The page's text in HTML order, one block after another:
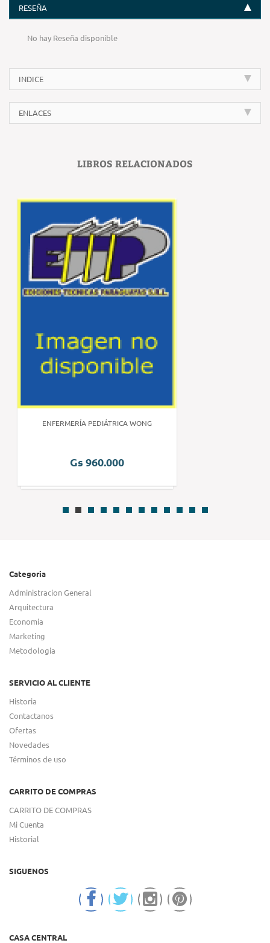
RESEÑA
No hay Reseña disponible
INDICE
ENLACES
LIBROS RELACIONADOS
ENFERMERÍA PEDIÁTRICA WONG
Gs 960.000
Categoria
Administracion General
Arquitectura
Economia
Marketing
Metodologia
SERVICIO AL CLIENTE
Historia
Contactanos
Ofertas
Novedades
Términos de uso
CARRITO DE COMPRAS
CARRITO DE COMPRAS
Mi Cuenta
Historial
SIGUENOS
CASA CENTRAL